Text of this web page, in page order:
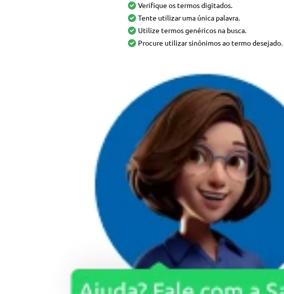
Verifique os termos digitados.
Tente utilizar uma única palavra.
Utilize termos genéricos na busca.
Procure utilizar sinônimos ao termo desejado.